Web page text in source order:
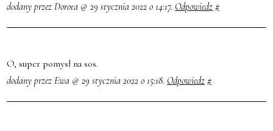
dodany przez Dorota @ 29 stycznia 2022 o 14:17. Odpowiedz #
O, super pomysł na sos.
dodany przez Ewa @ 29 stycznia 2022 o 15:18. Odpowiedz #